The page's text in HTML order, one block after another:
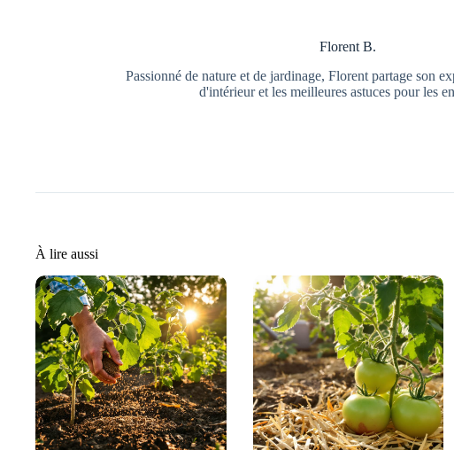
Florent B.
Passionné de nature et de jardinage, Florent partage son
d'intérieur et les meilleures astuces pour les
À lire aussi